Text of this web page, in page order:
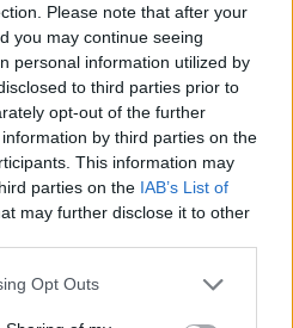
Please note that after your
you may continue seeing
personal information utilized by
to third parties prior to
opt-out of the further
by third parties on the
This information may
parties on the IAB’s List of
may further disclose it to other
Opt Outs
ikiteisminio
Ar čia nėra
patiems kartais per
gal sistema taip
jog tai yra
nuvykus